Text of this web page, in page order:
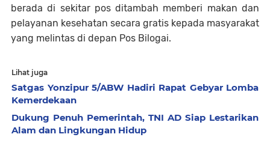
berada di sekitar pos ditambah memberi makan dan
pelayanan kesehatan secara gratis kepada masyarakat
yang melintas di depan Pos Bilogai.
Lihat juga
Satgas Yonzipur 5/ABW Hadiri Rapat Gebyar Lomba
Kemerdekaan
Dukung Penuh Pemerintah, TNI AD Siap Lestarikan
Alam dan Lingkungan Hidup